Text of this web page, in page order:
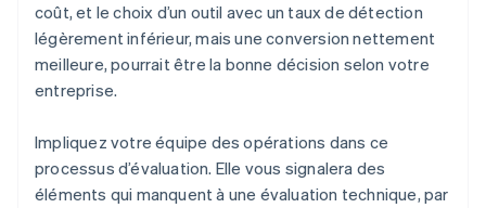
coût, et le choix d’un outil avec un taux de détection
légèrement inférieur, mais une conversion nettement
meilleure, pourrait être la bonne décision selon votre
entreprise.
Impliquez votre équipe des opérations dans ce
processus d’évaluation. Elle vous signalera des
éléments qui manquent à une évaluation technique, par